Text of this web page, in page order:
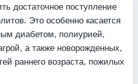
достаточное поступление
Это особенно касается
диабетом, полиурией,
а также новорожденных,
раннего возраста, пожилых